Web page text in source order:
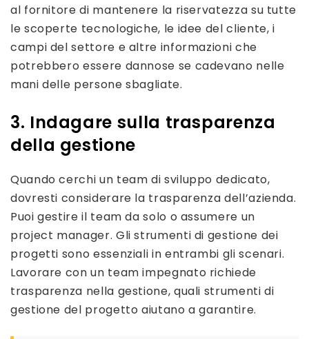
al fornitore di mantenere la riservatezza su tutte
le scoperte tecnologiche, le idee del cliente, i
campi del settore e altre informazioni che
potrebbero essere dannose se cadevano nelle
mani delle persone sbagliate.
3. Indagare sulla trasparenza
della gestione
Quando cerchi un team di sviluppo dedicato,
dovresti considerare la trasparenza dell’azienda.
Puoi gestire il team da solo o assumere un
project manager. Gli strumenti di gestione dei
progetti sono essenziali in entrambi gli scenari.
Lavorare con un team impegnato richiede
trasparenza nella gestione, quali strumenti di
gestione del progetto aiutano a garantire.